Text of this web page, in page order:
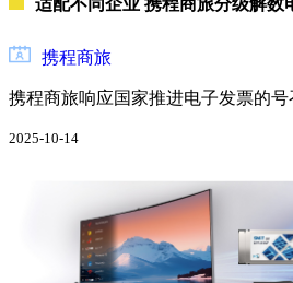
工
与
环
尚
与
艺
携程商旅
携程商旅响应国家推进电子发票的号
2025-10-14